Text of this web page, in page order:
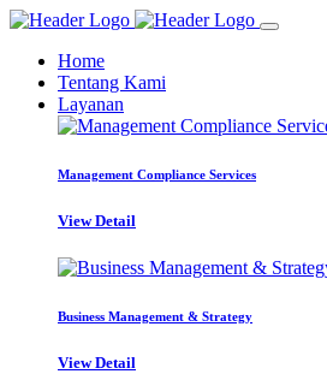
Home
Tentang Kami
Layanan
Management Compliance Services
View Detail
Business Management & Strategy
View Detail